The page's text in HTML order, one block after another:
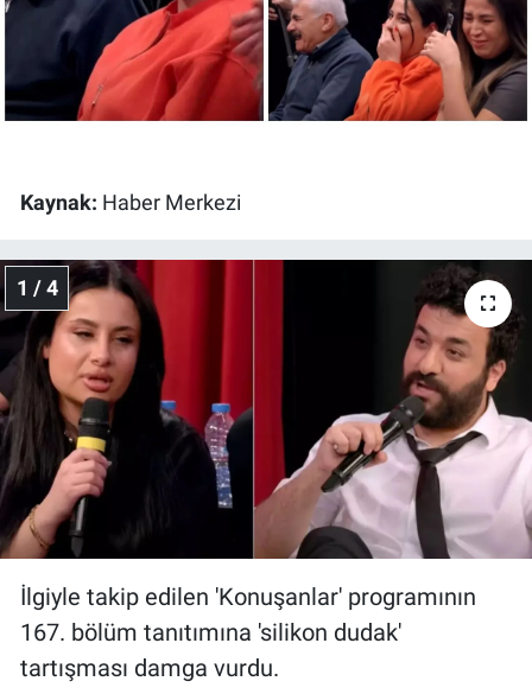
Kaynak: Haber Merkezi
1 / 4
İlgiyle takip edilen 'Konuşanlar' programının
167. bölüm tanıtımına 'silikon dudak'
tartışması damga vurdu.
Gerçeğin İzinde
Gün Başlıyor
Gün Ortası
Gündem Özel
Günün görüntüsü
Haber
İlan
Kimdir
Koronavirüs
Kültür Sanat
Ne demişti